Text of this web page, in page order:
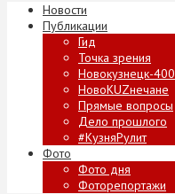
Новости
Публикации
Гид
Точка зрения
Новокузнецк-400
НовоKUZнечане
Прямые вопросы
Дело прошлого
#КузняРулит
Фото
Фото дня
Фоторепортажи